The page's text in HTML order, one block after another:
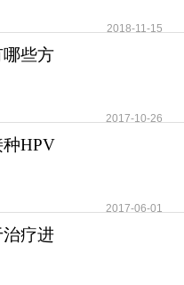
2018-11-15
些方
2017-10-26
HPV
2017-06-01
疗进